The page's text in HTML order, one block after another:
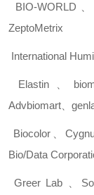
BIO-WORLD
ZeptoMetrix
International
Elastin、
Advbiomart
Biocolor 、
Bio/Data
Greer Lab